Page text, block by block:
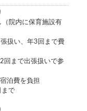
院内に保育施設有
扱い、年3回まで費
まで出張扱いで参
泊費を負担
で